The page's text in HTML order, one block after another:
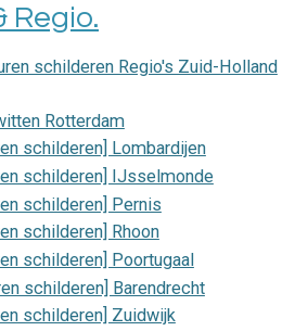
Regio.
schilderen Regio's Zuid-Holland
Rotterdam
schilderen] Lombardijen
schilderen] IJsselmonde
schilderen] Pernis
schilderen] Rhoon
schilderen] Poortugaal
schilderen] Barendrecht
schilderen] Zuidwijk